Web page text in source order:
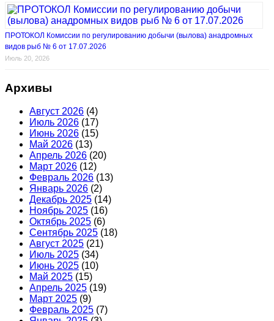
ПРОТОКОЛ Комиссии по регулированию добычи (вылова) анадромных
видов рыб № 6 от 17.07.2026
Июль 20, 2026
Архивы
Август 2026 (4)
Июль 2026 (17)
Июнь 2026 (15)
Май 2026 (13)
Апрель 2026 (20)
Март 2026 (12)
Февраль 2026 (13)
Январь 2026 (2)
Декабрь 2025 (14)
Ноябрь 2025 (16)
Октябрь 2025 (6)
Сентябрь 2025 (18)
Август 2025 (21)
Июль 2025 (34)
Июнь 2025 (10)
Май 2025 (15)
Апрель 2025 (19)
Март 2025 (9)
Февраль 2025 (7)